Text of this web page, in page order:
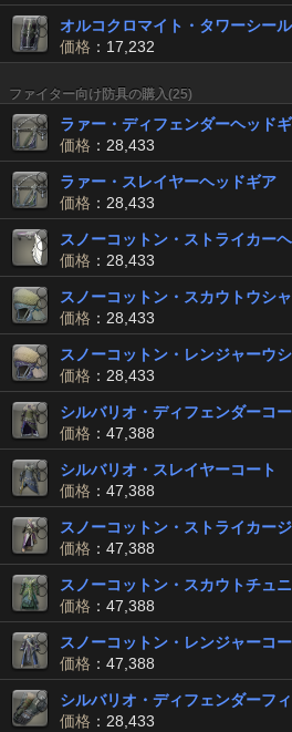
オルコクロマイト・タワーシー
価格 ：17,232
ファイター向け防具の購入(25)
ラァー・ディフェンダーヘッド
価格 ：28,433
ラァー・スレイヤーヘッドギア
価格 ：28,433
スノーコットン・ストライカー
価格 ：28,433
スノーコットン・スカウトウシ
価格 ：28,433
スノーコットン・レンジャーウ
価格 ：28,433
シルバリオ・ディフェンダーコ
価格 ：47,388
シルバリオ・スレイヤーコート
価格 ：47,388
スノーコットン・ストライカー
価格 ：47,388
スノーコットン・スカウトチュ
価格 ：47,388
スノーコットン・レンジャーコ
価格 ：47,388
シルバリオ・ディフェンダーフ
価格 ：28,433